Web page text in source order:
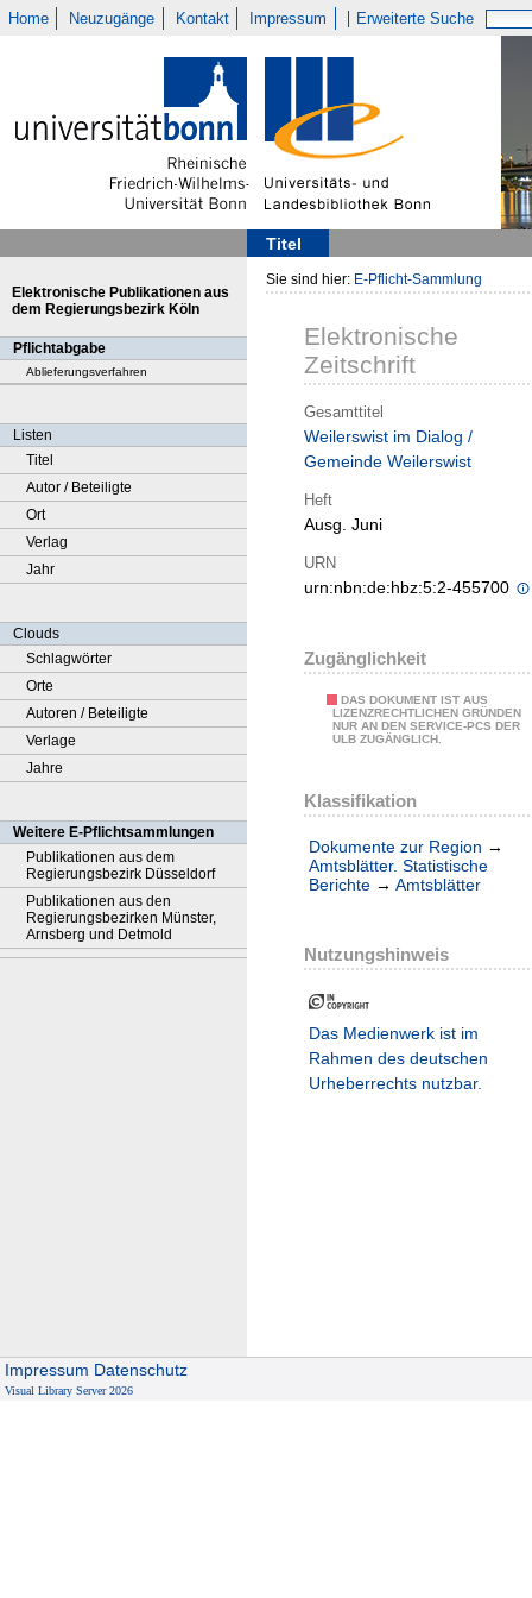
Home Neuzugänge Kontakt Impressum Erweiterte Suche
Titel
Elektronische Publikationen aus
dem Regierungsbezirk Köln
Pflichtabgabe
Ablieferungsverfahren
Listen
Titel
Autor / Beteiligte
Ort
Verlag
Jahr
Clouds
Schlagwörter
Orte
Autoren / Beteiligte
Verlage
Jahre
Weitere E-Pflichtsammlungen
Publikationen aus dem
Regierungsbezirk Düsseldorf
Publikationen aus den
Regierungsbezirken Münster,
Arnsberg und Detmold
Sie sind hier: E-Pflicht-Sammlung
Elektronische
Zeitschrift
Gesamttitel
Weilerswist im Dialog /
Gemeinde Weilerswist
Heft
Ausg. Juni
URN
urn:nbn:de:hbz:5:2-455700
Zugänglichkeit
DAS DOKUMENT IST AUS
LIZENZRECHTLICHEN GRÜNDEN
NUR AN DEN SERVICE-PCS DER
ULB ZUGÄNGLICH.
Klassifikation
Dokumente zur Region →
Amtsblätter. Statistische
Berichte → Amtsblätter
Nutzungshinweis
Das Medienwerk ist im
Rahmen des deutschen
Urheberrechts nutzbar.
Impressum Datenschutz
Visual Library Server 2026